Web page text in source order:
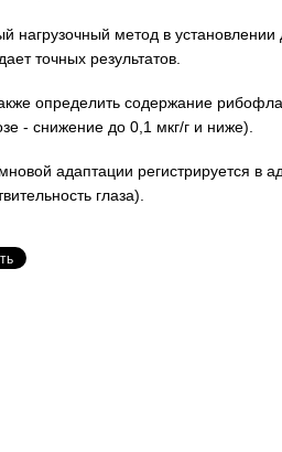
нагрузочный метод в
точных результатов.
определить содержание
- снижение до 0,1 мкг/г и ниже).
адаптации регистрируется в
глаза).